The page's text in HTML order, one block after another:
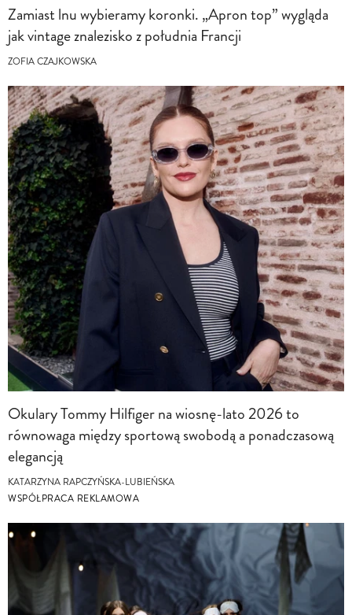
Zamiast lnu wybieramy koronki. „Apron top” wygląda
jak vintage znalezisko z południa Francji
ZOFIA CZAJKOWSKA
Okulary Tommy Hilfiger na wiosnę-lato 2026 to
równowaga między sportową swobodą a ponadczasową
elegancją
KATARZYNA RAPCZYŃSKA-LUBIEŃSKA
WSPÓŁPRACA REKLAMOWA